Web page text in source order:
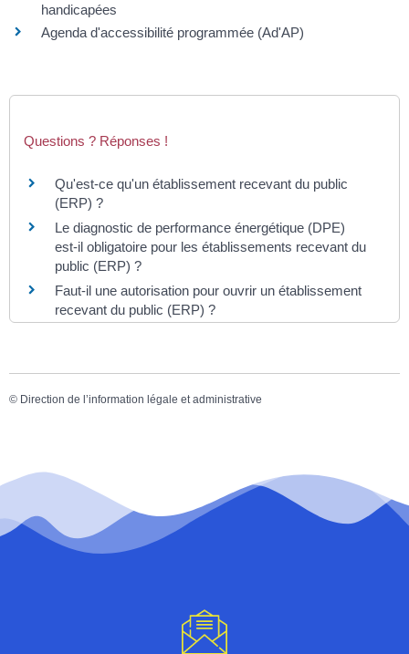
handicapées
Agenda d'accessibilité programmée (Ad'AP)
Questions ? Réponses !
Qu'est-ce qu'un établissement recevant du public
(ERP) ?
Le diagnostic de performance énergétique (DPE)
est-il obligatoire pour les établissements recevant du
public (ERP) ?
Faut-il une autorisation pour ouvrir un établissement
recevant du public (ERP) ?
© Direction de l’information légale et administrative